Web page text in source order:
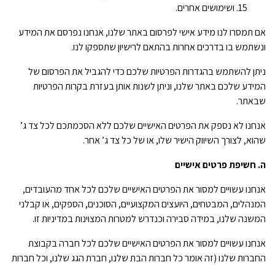
ושימושים אחרים.
אם תמסרו לנו מידע אישי לפרסום באתר שלנו, אנחנו נפרסם את המידע
ונשתמש בו בדרכים אחרות בהתאם לרישיון שתספקו לנו.
ניתן להשתמש בהגדרות הפרטיות שלכם כדי להגביל את הפרסום של
המידע שלכם באתר שלנו, וניתן לשנות אותן בעזרת בקרות הפרטיות
שבאתר.
אנחנו לא נספק את הפרטים האישיים שלכם ללא הסכמתכם לכל צד ג’
שהוא, לצורך השיווק הישיר שלו, או של כל צד ג’ אחר.
ה. חשיפת פרטים אישיים
אנחנו עשויים למסור את הפרטים האישיים שלכם לכל אחד מהעובדים,
המנהלים, המבטחים, היועצים המקצועיים, הסוכנים, הספקים, או קבלני
המשנה שלנו, במידה סבירה וכנדרש למטרות המצוינות במדיניות זו.
אנחנו עשויים למסור את הפרטים האישיים שלכם לכל חברה בקבוצת
החברות שלנו (זה אומר כל חברות הבת שלנו, חברת הגג שלנו, וכל חברות